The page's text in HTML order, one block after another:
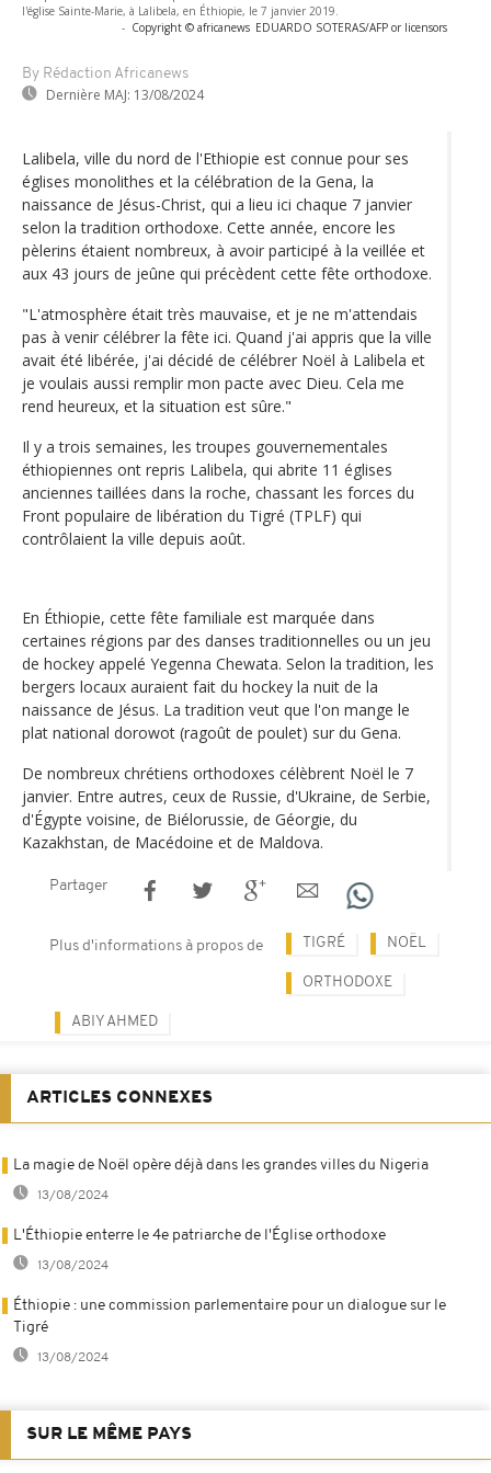
l'église Sainte-Marie, à Lalibela, en Éthiopie, le 7 janvier 2019.
- Copyright © africanews EDUARDO SOTERAS/AFP or licensors
By Rédaction Africanews
Dernière MAJ: 13/08/2024
Lalibela, ville du nord de l'Ethiopie est connue pour ses
églises monolithes et la célébration de la Gena, la
naissance de Jésus-Christ, qui a lieu ici chaque 7 janvier
selon la tradition orthodoxe. Cette année, encore les
pèlerins étaient nombreux, à avoir participé à la veillée et
aux 43 jours de jeûne qui précèdent cette fête orthodoxe.
"L'atmosphère était très mauvaise, et je ne m'attendais
pas à venir célébrer la fête ici. Quand j'ai appris que la ville
avait été libérée, j'ai décidé de célébrer Noël à Lalibela et
je voulais aussi remplir mon pacte avec Dieu. Cela me
rend heureux, et la situation est sûre."
Il y a trois semaines, les troupes gouvernementales
éthiopiennes ont repris Lalibela, qui abrite 11 églises
anciennes taillées dans la roche, chassant les forces du
Front populaire de libération du Tigré (TPLF) qui
contrôlaient la ville depuis août.
En Éthiopie, cette fête familiale est marquée dans
certaines régions par des danses traditionnelles ou un jeu
de hockey appelé Yegenna Chewata. Selon la tradition, les
bergers locaux auraient fait du hockey la nuit de la
naissance de Jésus. La tradition veut que l'on mange le
plat national dorowot (ragoût de poulet) sur du Gena.
De nombreux chrétiens orthodoxes célèbrent Noël le 7
janvier. Entre autres, ceux de Russie, d'Ukraine, de Serbie,
d'Égypte voisine, de Biélorussie, de Géorgie, du
Kazakhstan, de Macédoine et de Maldova.
Partager
Plus d'informations à propos de TIGRÉ NOËL
ORTHODOXE
ABIY AHMED
ARTICLES CONNEXES
La magie de Noël opère déjà dans les grandes villes du Nigeria
13/08/2024
L'Éthiopie enterre le 4e patriarche de l'Église orthodoxe
13/08/2024
Éthiopie : une commission parlementaire pour un dialogue sur le
Tigré
13/08/2024
SUR LE MÊME PAYS